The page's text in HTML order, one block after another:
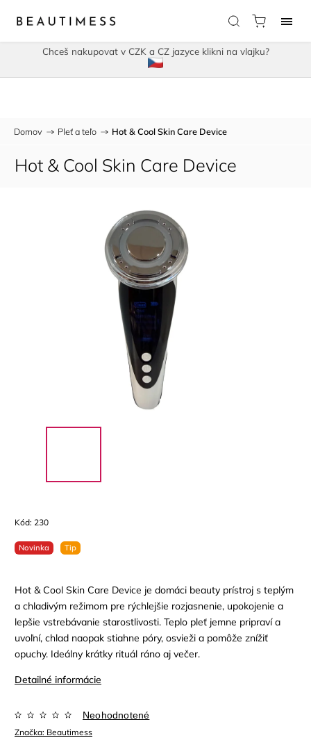
Chceš nakupovat v CZK a CZ jazyce klikni na vlajku?
Domov / Pleť a teľo / Hot & Cool Skin Care Device
Hot & Cool Skin Care Device
Kód: 230
Novinka Tip
Hot & Cool Skin Care Device je domáci beauty prístroj s teplým
a chladivým režimom pre rýchlejšie rozjasnenie, upokojenie a
lepšie vstrebávanie starostlivosti. Teplo pleť jemne pripraví a
uvoľní, chlad naopak stiahne póry, osvieži a pomôže znížiť
opuchy. Ideálny krátky rituál ráno aj večer.
Detailné informácie
Značka: Beautimess
Neohodnotené